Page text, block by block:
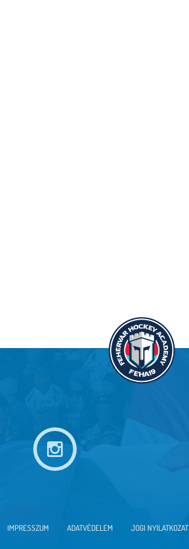
IMPRESSZUM ADATVÉDELEM JOGI NYILATKOZAT